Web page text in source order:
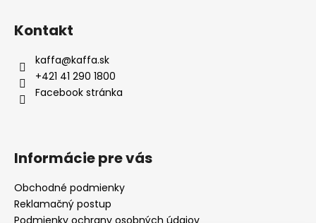
Kontakt
kaffa@kaffa.sk
+421 41 290 1800
Facebook stránka
Informácie pre vás
Obchodné podmienky
Reklamačný postup
Podmienky ochrany osobných údajov